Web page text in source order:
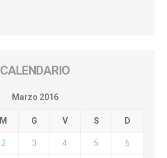
CALENDARIO
Marzo 2016
M G V S D
2 3 4 5 6